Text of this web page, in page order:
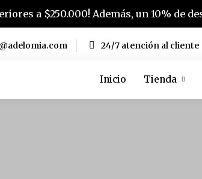
a $250.000! Además, un 10% de
24/7 atención al cliente
Inicio Tienda